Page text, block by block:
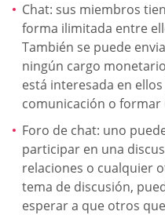
Chat: sus miembros
forma ilimitada entre
También se puede
ningún cargo
está interesada en
comunicación o formar
Foro de chat: uno
participar en una
relaciones o cualquier
tema de discusión,
esperar a que otros